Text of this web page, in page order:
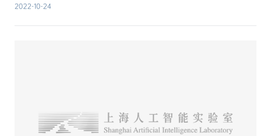
2022-10-24